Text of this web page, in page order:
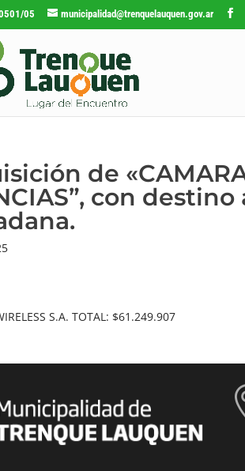
05 municipalidad@trenquelauquen.gov.ar
de
con
S.A. TOTAL: $61.249.907